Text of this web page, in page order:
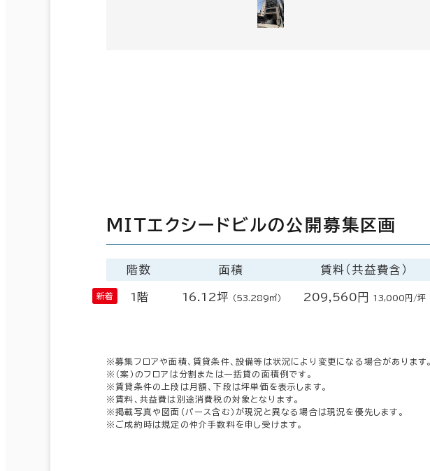
ＭＩＴエクシードビルの公開募集区画
階数 面積 賃料（共益費含）
1階 16.12坪 （53.289㎡） 209,560円 13,000円/坪
※募集フロアや面積、賃貸条件、設備等は状況により変更になる場合があります。
※（案）のフロアは分割または一括貸の面積例です。
※賃貸条件の上段は月額、下段は坪単価を表示します。
※賃料、共益費は別途消費税の対象となります。
※掲載写真や図面（パース含む）が現況と異なる場合は現況を優先します。
※ご成約時は規定の仲介手数料を申し受けます。